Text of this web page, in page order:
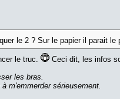
le 2 ? Sur le papier il parait le
le truc. Ceci dit, les infos
les bras.
m'emmerder sérieusement.